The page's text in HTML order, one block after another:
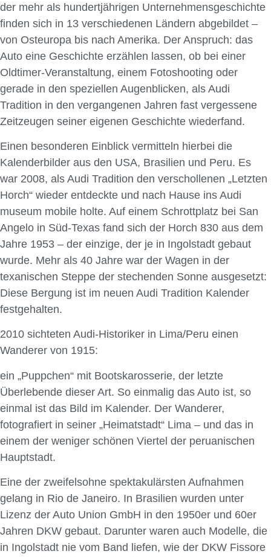
der mehr als hundertjährigen Unternehmensgeschichte
finden sich in 13 verschiedenen Ländern abgebildet –
von Osteuropa bis nach Amerika. Der Anspruch: das
Auto eine Geschichte erzählen lassen, ob bei einer
Oldtimer-Veranstaltung, einem Fotoshooting oder
gerade in den speziellen Augenblicken, als Audi
Tradition in den vergangenen Jahren fast vergessene
Zeitzeugen seiner eigenen Geschichte wiederfand.
Einen besonderen Einblick vermitteln hierbei die
Kalenderbilder aus den USA, Brasilien und Peru. Es
war 2008, als Audi Tradition den verschollenen „Letzten
Horch“ wieder entdeckte und nach Hause ins Audi
museum mobile holte. Auf einem Schrottplatz bei San
Angelo in Süd-Texas fand sich der Horch 830 aus dem
Jahre 1953 – der einzige, der je in Ingolstadt gebaut
wurde. Mehr als 40 Jahre war der Wagen in der
texanischen Steppe der stechenden Sonne ausgesetzt:
Diese Bergung ist im neuen Audi Tradition Kalender
festgehalten.
2010 sichteten Audi-Historiker in Lima/Peru einen
Wanderer von 1915:
ein „Puppchen“ mit Bootskarosserie, der letzte
Überlebende dieser Art. So einmalig das Auto ist, so
einmal ist das Bild im Kalender. Der Wanderer,
fotografiert in seiner „Heimatstadt“ Lima – und das in
einem der weniger schönen Viertel der peruanischen
Hauptstadt.
Eine der zweifelsohne spektakulärsten Aufnahmen
gelang in Rio de Janeiro. In Brasilien wurden unter
Lizenz der Auto Union GmbH in den 1950er und 60er
Jahren DKW gebaut. Darunter waren auch Modelle, die
in Ingolstadt nie vom Band liefen, wie der DKW Fissore